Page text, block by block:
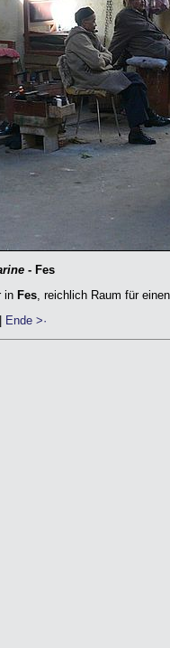
- Fes
in Fes, reichlich Raum für
Ende >·